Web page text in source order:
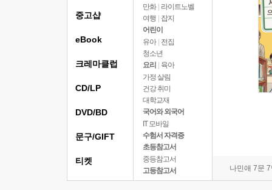
만화 | 라이트노벨
여행
잡지
어린이
유아 | 전집
청소년
요리
육아
가정 살림
건강 취미
대학교재
국어와 외국어
IT 모바일
수험서 자격증
초등참고서
중등참고서
고등참고서
나민애 7문
중고샵
eBook
크레마클럽
CD/LP
DVD/BD
문구/GIFT
티켓